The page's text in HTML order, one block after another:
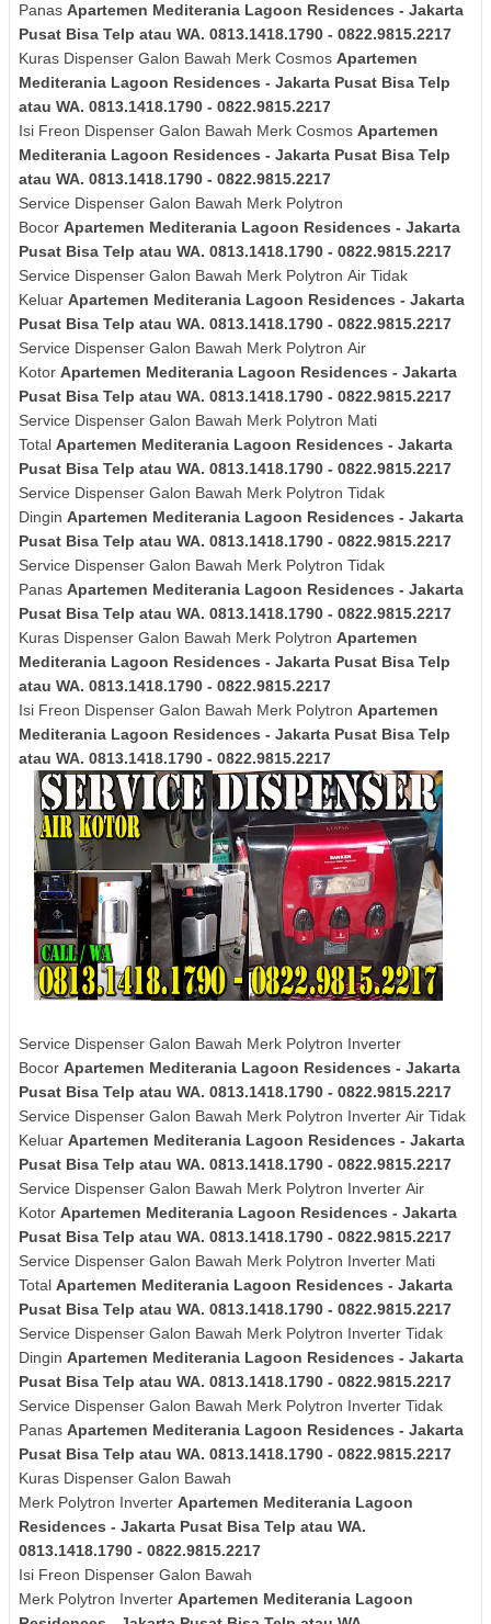
Panas Apartemen Mediterania Lagoon Residences - Jakarta
Pusat Bisa Telp atau WA. 0813.1418.1790 - 0822.9815.2217
Kuras Dispenser Galon Bawah Merk Cosmos Apartemen
Mediterania Lagoon Residences - Jakarta Pusat Bisa Telp
atau WA. 0813.1418.1790 - 0822.9815.2217
Isi Freon Dispenser Galon Bawah Merk Cosmos Apartemen
Mediterania Lagoon Residences - Jakarta Pusat Bisa Telp
atau WA. 0813.1418.1790 - 0822.9815.2217
Service Dispenser Galon Bawah Merk Polytron
Bocor Apartemen Mediterania Lagoon Residences - Jakarta
Pusat Bisa Telp atau WA. 0813.1418.1790 - 0822.9815.2217
Service Dispenser Galon Bawah Merk Polytron Air Tidak
Keluar Apartemen Mediterania Lagoon Residences - Jakarta
Pusat Bisa Telp atau WA. 0813.1418.1790 - 0822.9815.2217
Service Dispenser Galon Bawah Merk Polytron Air
Kotor Apartemen Mediterania Lagoon Residences - Jakarta
Pusat Bisa Telp atau WA. 0813.1418.1790 - 0822.9815.2217
Service Dispenser Galon Bawah Merk Polytron Mati
Total Apartemen Mediterania Lagoon Residences - Jakarta
Pusat Bisa Telp atau WA. 0813.1418.1790 - 0822.9815.2217
Service Dispenser Galon Bawah Merk Polytron Tidak
Dingin Apartemen Mediterania Lagoon Residences - Jakarta
Pusat Bisa Telp atau WA. 0813.1418.1790 - 0822.9815.2217
Service Dispenser Galon Bawah Merk Polytron Tidak
Panas Apartemen Mediterania Lagoon Residences - Jakarta
Pusat Bisa Telp atau WA. 0813.1418.1790 - 0822.9815.2217
Kuras Dispenser Galon Bawah Merk Polytron Apartemen
Mediterania Lagoon Residences - Jakarta Pusat Bisa Telp
atau WA. 0813.1418.1790 - 0822.9815.2217
Isi Freon Dispenser Galon Bawah Merk Polytron Apartemen
Mediterania Lagoon Residences - Jakarta Pusat Bisa Telp
atau WA. 0813.1418.1790 - 0822.9815.2217
Service Dispenser Galon Bawah Merk Polytron Inverter
Bocor Apartemen Mediterania Lagoon Residences - Jakarta
Pusat Bisa Telp atau WA. 0813.1418.1790 - 0822.9815.2217
Service Dispenser Galon Bawah Merk Polytron Inverter Air Tidak
Keluar Apartemen Mediterania Lagoon Residences - Jakarta
Pusat Bisa Telp atau WA. 0813.1418.1790 - 0822.9815.2217
Service Dispenser Galon Bawah Merk Polytron Inverter Air
Kotor Apartemen Mediterania Lagoon Residences - Jakarta
Pusat Bisa Telp atau WA. 0813.1418.1790 - 0822.9815.2217
Service Dispenser Galon Bawah Merk Polytron Inverter Mati
Total Apartemen Mediterania Lagoon Residences - Jakarta
Pusat Bisa Telp atau WA. 0813.1418.1790 - 0822.9815.2217
Service Dispenser Galon Bawah Merk Polytron Inverter Tidak
Dingin Apartemen Mediterania Lagoon Residences - Jakarta
Pusat Bisa Telp atau WA. 0813.1418.1790 - 0822.9815.2217
Service Dispenser Galon Bawah Merk Polytron Inverter Tidak
Panas Apartemen Mediterania Lagoon Residences - Jakarta
Pusat Bisa Telp atau WA. 0813.1418.1790 - 0822.9815.2217
Kuras Dispenser Galon Bawah
Merk Polytron Inverter Apartemen Mediterania Lagoon
Residences - Jakarta Pusat Bisa Telp atau WA.
0813.1418.1790 - 0822.9815.2217
Isi Freon Dispenser Galon Bawah
Merk Polytron Inverter Apartemen Mediterania Lagoon